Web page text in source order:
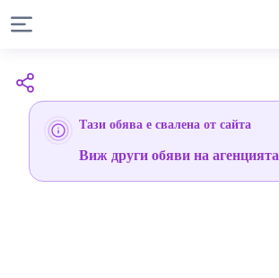
Тази обява е свалена от сайта
Виж други обяви на агенцията